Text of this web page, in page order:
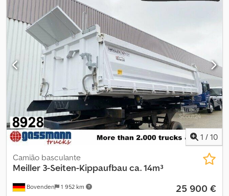
altura do espaço de carga:
Equipamento:
ABS, EBS (Sistema de Travagem Electrónico),
acoplamento de reboque, ar condicionado, controlo de
velocidade de cruzeiro, retardador , = Opções e acessórios
adicionais = - Controlo da climatização - Intarder - Vidro do
tejadilho Dkodpfx Ajxxyn Nsqpor = Mais informações = GVW:
26.000 kg Preço de venda: € 28.600, US$ 33.310
1 / 10
Bovenden 1 952 km
Camião basculante
Meiller 3-Seiten-Kippaufbau ca. 14m³
25 900 €